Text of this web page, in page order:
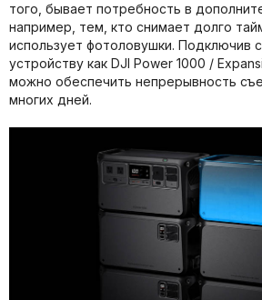
того, бывает потребность в
например, тем, кто снимает долго
использует фотоловушки. Подключив
устройству как DJI Power 1000 /
можно обеспечить непрерывность
многих дней.